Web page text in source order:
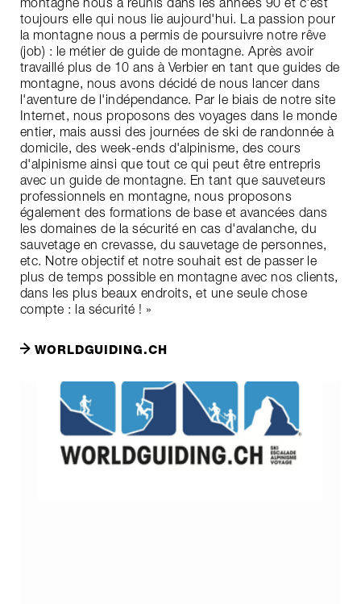
montagne nous a réunis dans les années 90 et c'est
toujours elle qui nous lie aujourd'hui. La passion pour
la montagne nous a permis de poursuivre notre rêve
(job) : le métier de guide de montagne. Après avoir
travaillé plus de 10 ans à Verbier en tant que guides de
montagne, nous avons décidé de nous lancer dans
l'aventure de l'indépendance. Par le biais de notre site
Internet, nous proposons des voyages dans le monde
entier, mais aussi des journées de ski de randonnée à
domicile, des week-ends d'alpinisme, des cours
d'alpinisme ainsi que tout ce qui peut être entrepris
avec un guide de montagne. En tant que sauveteurs
professionnels en montagne, nous proposons
également des formations de base et avancées dans
les domaines de la sécurité en cas d'avalanche, du
sauvetage en crevasse, du sauvetage de personnes,
etc. Notre objectif et notre souhait est de passer le
plus de temps possible en montagne avec nos clients,
dans les plus beaux endroits, et une seule chose
compte : la sécurité ! »
WORLDGUIDING.CH